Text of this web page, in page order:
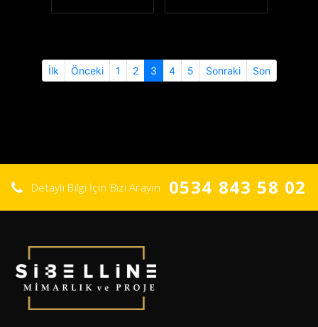
İlk Önceki 1 2 3(current)
4 5 Sonraki Son
Detaylı Bilgi İçin Bizi Arayın 0534 843 58 02